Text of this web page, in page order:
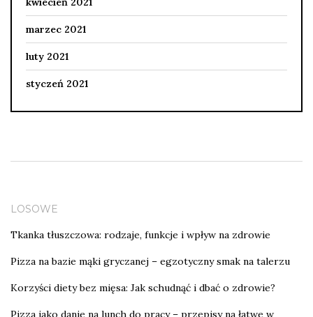
marzec 2021
luty 2021
styczeń 2021
LOSOWE
Tkanka tłuszczowa: rodzaje, funkcje i wpływ na zdrowie
Pizza na bazie mąki gryczanej – egzotyczny smak na talerzu
Korzyści diety bez mięsa: Jak schudnąć i dbać o zdrowie?
Pizza jako danie na lunch do pracy – przepisy na łatwe w